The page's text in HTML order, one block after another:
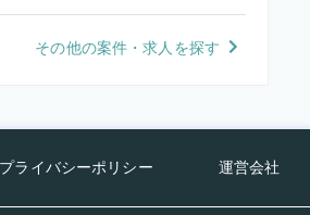
その他の案件・求人を探す
プライバシーポリシー 運営会社